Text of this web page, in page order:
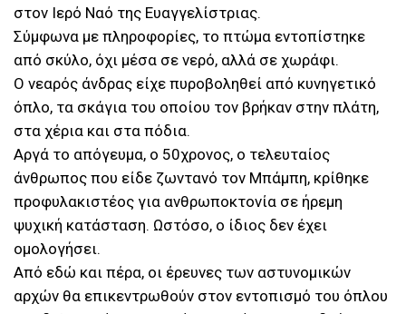
στον Ιερό Ναό της Ευαγγελίστριας.
Σύμφωνα με πληροφορίες, το πτώμα εντοπίστηκε
από σκύλο, όχι μέσα σε νερό, αλλά σε χωράφι.
Ο νεαρός άνδρας είχε πυροβοληθεί από κυνηγετικό
όπλο, τα σκάγια του οποίου τον βρήκαν στην πλάτη,
στα χέρια και στα πόδια.
Αργά το απόγευμα, ο 50χρονος, ο τελευταίος
άνθρωπος που είδε ζωντανό τον Μπάμπη, κρίθηκε
προφυλακιστέος για ανθρωποκτονία σε ήρεμη
ψυχική κατάσταση. Ωστόσο, ο ίδιος δεν έχει
ομολογήσει.
Από εδώ και πέρα, οι έρευνες των αστυνομικών
αρχών θα επικεντρωθούν στον εντοπισμό του όπλου